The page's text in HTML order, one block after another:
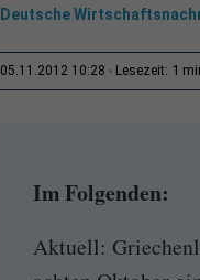
Deutsche
05.11.2012 10:28 Lesezeit: 1
Im Folgenden:
Aktuell: